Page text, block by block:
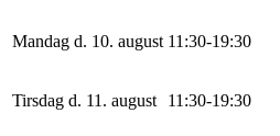
Mandag d. 10. august 11 :30-19:30
Tirsdag d. 11. august 11 :30-19:30